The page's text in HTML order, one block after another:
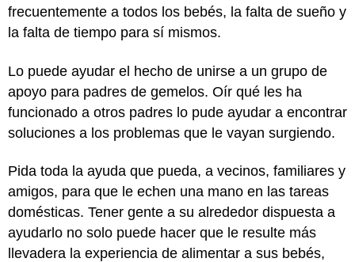
frecuentemente a todos los bebés, la falta de sueño y
la falta de tiempo para sí mismos.
Lo puede ayudar el hecho de unirse a un grupo de
apoyo para padres de gemelos. Oír qué les ha
funcionado a otros padres lo pude ayudar a encontrar
soluciones a los problemas que le vayan surgiendo.
Pida toda la ayuda que pueda, a vecinos, familiares y
amigos, para que le echen una mano en las tareas
domésticas. Tener gente a su alrededor dispuesta a
ayudarlo no solo puede hacer que le resulte más
llevadera la experiencia de alimentar a sus bebés,